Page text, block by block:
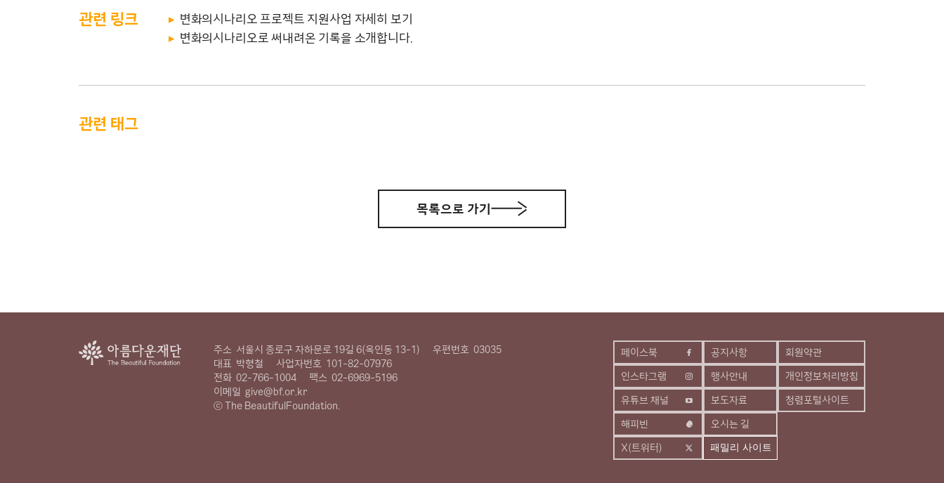
관련 링크
변화의시나리오 프로젝트 지원사업 자세히 보기
변화의시나리오로 써내려온 기록을 소개합니다.
관련 태그
목록으로 가기
페이스북
인스타그램
유튜브 채널
해피빈
X(트위터)
공지사항
행사안내
보도자료
오시는 길
회원약관
개인정보처리방침
청렴포털사이트
주소 서울시 종로구 자하문로 19길 6(옥인동 13-1) 우편번호 03035
대표 박형철 사업자번호 101-82-07976
전화 02-766-1004 팩스 02-6969-5196
이메일 give@bf.or.kr
ⓒ The BeautifulFoundation.